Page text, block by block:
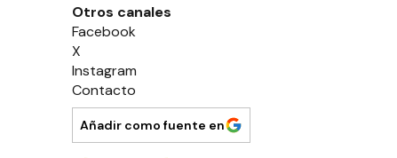
Otros canales
Facebook
X
Instagram
Contacto
Añadir como fuente en